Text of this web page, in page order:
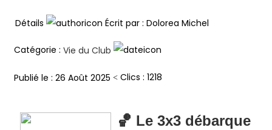
Détails Écrit par :Dolorea Michel
Catégorie :Vie du Club
Publié le : 26 Août 2025 Clics : 1218
🏀 Le 3x3 débarque